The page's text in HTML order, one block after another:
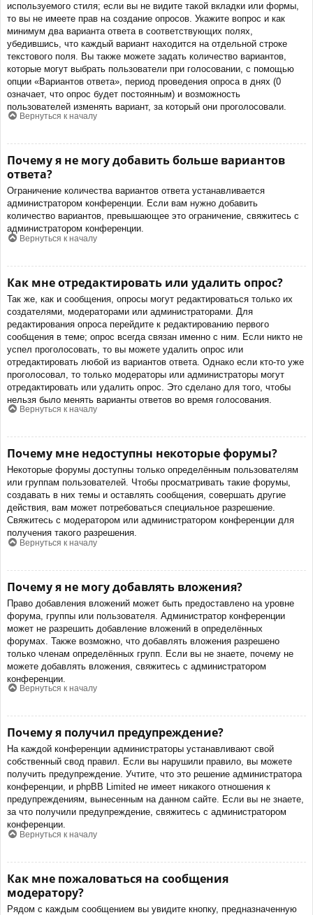
используемого стиля; если вы не видите такой вкладки или формы,
то вы не имеете прав на создание опросов. Укажите вопрос и как
минимум два варианта ответа в соответствующих полях,
убедившись, что каждый вариант находится на отдельной строке
текстового поля. Вы также можете задать количество вариантов,
которые могут выбрать пользователи при голосовании, с помощью
опции «Вариантов ответа», период проведения опроса в днях (0
означает, что опрос будет постоянным) и возможность
пользователей изменять вариант, за который они проголосовали.
Вернуться к началу
Почему я не могу добавить больше вариантов
ответа?
Ограничение количества вариантов ответа устанавливается
администратором конференции. Если вам нужно добавить
количество вариантов, превышающее это ограничение, свяжитесь с
администратором конференции.
Вернуться к началу
Как мне отредактировать или удалить опрос?
Так же, как и сообщения, опросы могут редактироваться только их
создателями, модераторами или администраторами. Для
редактирования опроса перейдите к редактированию первого
сообщения в теме; опрос всегда связан именно с ним. Если никто не
успел проголосовать, то вы можете удалить опрос или
отредактировать любой из вариантов ответа. Однако если кто-то уже
проголосовал, то только модераторы или администраторы могут
отредактировать или удалить опрос. Это сделано для того, чтобы
нельзя было менять варианты ответов во время голосования.
Вернуться к началу
Почему мне недоступны некоторые форумы?
Некоторые форумы доступны только определённым пользователям
или группам пользователей. Чтобы просматривать такие форумы,
создавать в них темы и оставлять сообщения, совершать другие
действия, вам может потребоваться специальное разрешение.
Свяжитесь с модератором или администратором конференции для
получения такого разрешения.
Вернуться к началу
Почему я не могу добавлять вложения?
Право добавления вложений может быть предоставлено на уровне
форума, группы или пользователя. Администратор конференции
может не разрешить добавление вложений в определённых
форумах. Также возможно, что добавлять вложения разрешено
только членам определённых групп. Если вы не знаете, почему не
можете добавлять вложения, свяжитесь с администратором
конференции.
Вернуться к началу
Почему я получил предупреждение?
На каждой конференции администраторы устанавливают свой
собственный свод правил. Если вы нарушили правило, вы можете
получить предупреждение. Учтите, что это решение администратора
конференции, и phpBB Limited не имеет никакого отношения к
предупреждениям, вынесенным на данном сайте. Если вы не знаете,
за что получили предупреждение, свяжитесь с администратором
конференции.
Вернуться к началу
Как мне пожаловаться на сообщения
модератору?
Рядом с каждым сообщением вы увидите кнопку, предназначенную